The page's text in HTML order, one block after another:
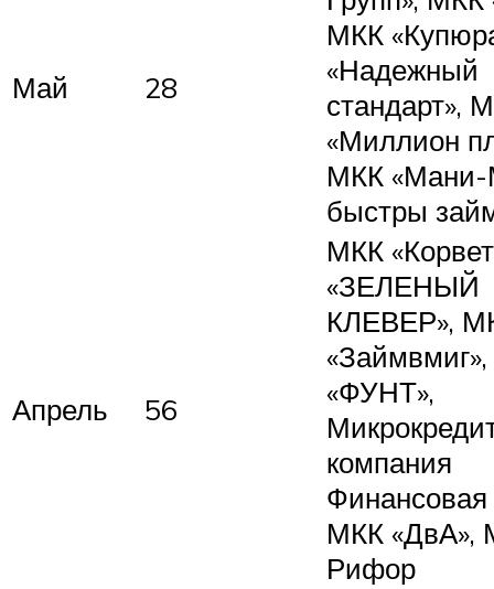
Май 28
МКК
«Надежный
стандарт»,
«Миллион
МКК «Мани-
быстры
Апрель 56
МКК
«ЗЕЛЕНЫЙ
КЛЕВЕР»,
«ФУНТ»,
компания
МКК «ДвА»,
Рифор